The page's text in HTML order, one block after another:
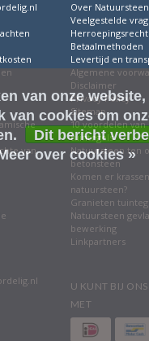
van
Over
Veelgestelde
Betaalmethoden
Levertijd en
Algemene
Disclaimer
Privacy Policy
Sitemap
10 voordelen van
tuintegels
Natuursteen ten
betonsteen
Komen er
natuursteen?
Granieten
Natuursteen
bewerking
Linkpartners
U KUNT BIJ
MET
van onze
van cookies om
Dit bericht
over cookies »